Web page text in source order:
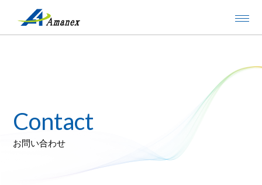
Contact
お問い合わせ